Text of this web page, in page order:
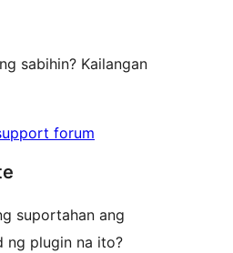
sabihin? Kailangan
forum
suportahan ang
ng plugin na ito?